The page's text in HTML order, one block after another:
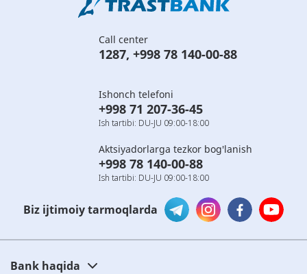
Call center
1287, +998 78 140-00-88
Ishonch telefoni
+998 71 207-36-45
Ish tartibi: DU-JU 09:00-18:00
Aktsiyadorlarga tezkor bog'lanish
+998 78 140-00-88
Ish tartibi: DU-JU 09:00-18:00
Biz ijtimoiy tarmoqlarda
Bank haqida